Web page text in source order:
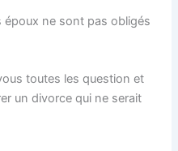
époux ne sont pas obligés
toutes les question et
un divorce qui ne serait